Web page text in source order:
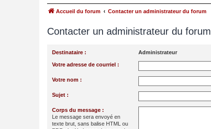
Accueil du forum Contacter un administrateur du forum
Contacter un administrateur du forum
Destinataire : Administrateur
Votre adresse de courriel :
Votre nom :
Sujet :
Corps du message :
Le message sera envoyé en
texte brut, sans balise HTML ou